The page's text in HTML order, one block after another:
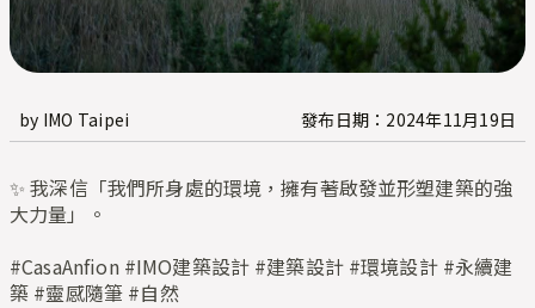
by IMO Taipei 發布日期：2024年11月19日
✨ 我深信「我們所身處的環境，擁有著啟發並形塑建築的強
大力量」。
#CasaAnfion #IMO建築設計 #建築設計 #環境設計 #永續建
築 #靈感隨筆 #自然